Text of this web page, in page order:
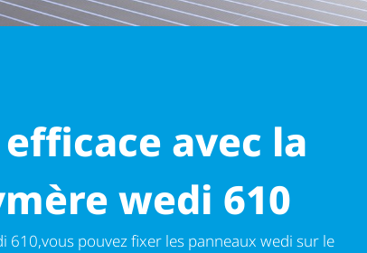
avec la
wedi 610
610,vous pouvez fixer les panneaux wedi sur le